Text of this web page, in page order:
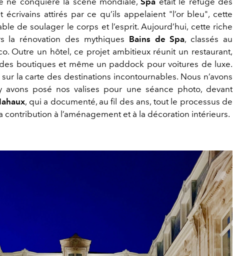
écrivains attirés par ce qu’ils appelaient "l’or bleu", cette
de soulager le corps et l’esprit. Aujourd’hui, cette riche
la rénovation des mythiques Bains de Spa, classés au
Outre un hôtel, ce projet ambitieux réunit un restaurant,
boutiques et même un paddock pour voitures de luxe.
la carte des destinations incontournables. Nous n’avons
avons posé nos valises pour une séance photo, devant
, qui a documenté, au fil des ans, tout le processus de
contribution à l’aménagement et à la décoration intérieurs.